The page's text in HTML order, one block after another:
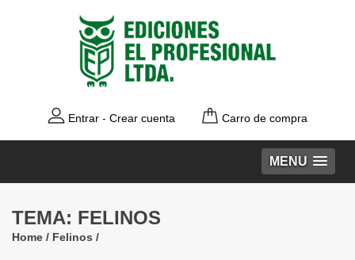
Entrar - Crear cuenta Carro de compra
MENU
TEMA: FELINOS
Home / Felinos /